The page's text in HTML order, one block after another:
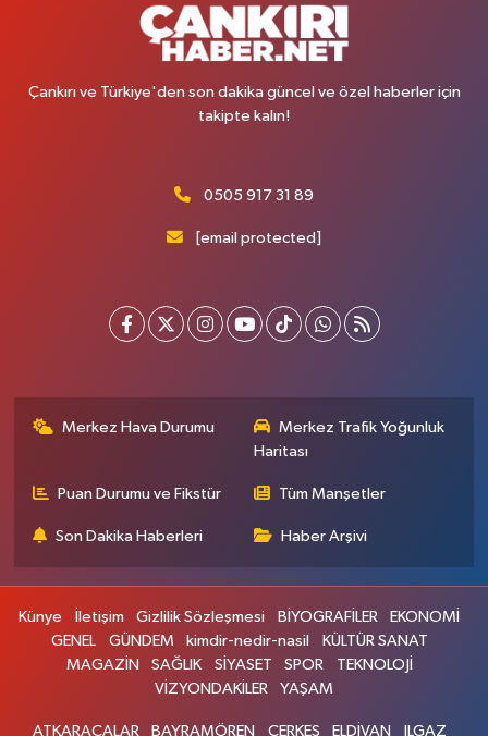
Çankırı ve Türkiye'den son dakika güncel ve özel haberler için
takipte kalın!
0505 917 31 89
[email protected]
Merkez Hava Durumu
Merkez Trafik Yoğunluk
Haritası
Puan Durumu ve Fikstür Tüm Manşetler
Son Dakika Haberleri Haber Arşivi
Künye İletişim Gizlilik Sözleşmesi BİYOGRAFİLER
EKONOMİ
GENEL
GÜNDEM kimdir-nedir-nasil
KÜLTÜR SANAT
MAGAZİN
SAĞLIK SİYASET SPOR
TEKNOLOJİ
VİZYONDAKİLER
YAŞAM
ATKARACALAR BAYRAMÖREN ÇERKEŞ ELDİVAN ILGAZ